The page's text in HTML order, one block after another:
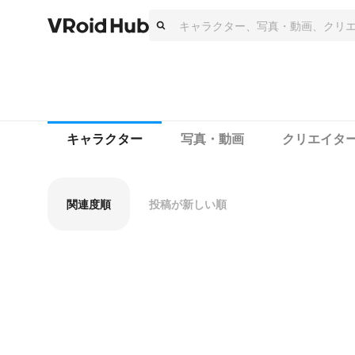
キャラクター 写真・動画 クリエイタ
関連度順 投稿が新しい順